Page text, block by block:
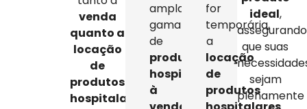
venda
quanto a
locação
de
produtos
hospitalares
ampla
gama
de
produtos
hospitalares
à
for
temporária,
a
locação
de
produtos
ideal,
assegurando
que suas
sejam
plenamente